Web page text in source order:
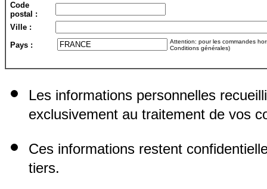
Code
postal :
Ville :
Pays :
Attention: pour les commandes
Conditions générales)
Les informations personnelles
exclusivement au traitement de vos
Ces informations restent
tiers.